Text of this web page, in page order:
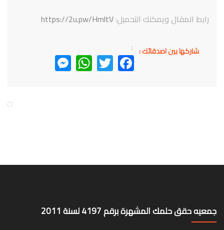
رابط المقال ويمكنك التحميل:https://2u.pw/HmltV
; شاركها بين اصدقائك : Facebook
Twitter
WhatsApp
Messenger
جمعيه حقق حلمك المشهرة برقم 4197 لسنة 2011